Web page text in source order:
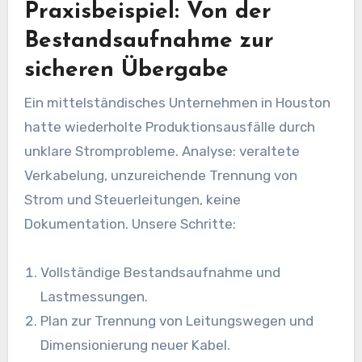
Praxisbeispiel: Von der
Bestandsaufnahme zur
sicheren Übergabe
Ein mittelständisches Unternehmen in Houston
hatte wiederholte Produktionsausfälle durch
unklare Stromprobleme. Analyse: veraltete
Verkabelung, unzureichende Trennung von
Strom und Steuerleitungen, keine
Dokumentation. Unsere Schritte:
Vollständige Bestandsaufnahme und
Lastmessungen.
Plan zur Trennung von Leitungswegen und
Dimensionierung neuer Kabel.